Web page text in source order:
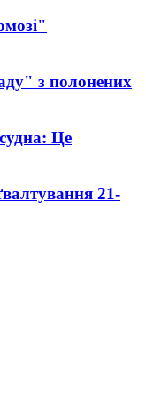
з полонених
Це
21-